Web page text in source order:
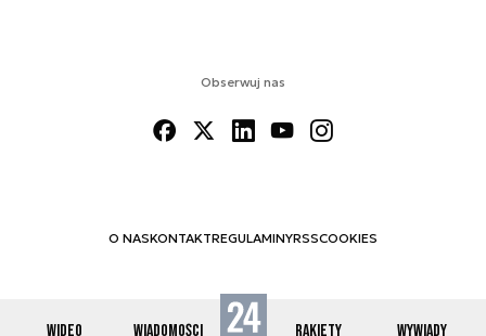
WIDEO WIADOMOŚCI RAKIETY WYWIADY
Obserwuj nas
O NASKONTAKTREGULAMINYRSSCOOKIES